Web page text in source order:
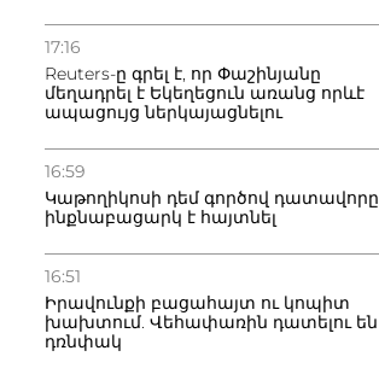
17:16
Reuters-ը գրել է, որ Փաշինյանը
մեղադրել է Եկեղեցուն առանց որևէ
ապացույց ներկայացնելու
16:59
Կաթողիկոսի դեմ գործով դատավորը
ինքնաբացարկ է հայտնել
16:51
Իրավունքի բացահայտ ու կոպիտ
խախտում. Վեհափառին դատելու են
դռնփակ